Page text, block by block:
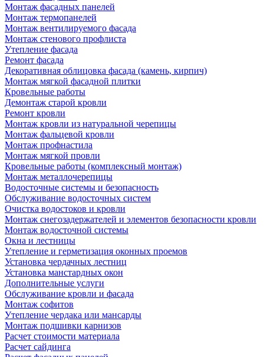
Монтаж фасадных панелей
Монтаж термопанелей
Монтаж вентилируемого фасада
Монтаж стенового профлиста
Утепление фасада
Ремонт фасада
Декоративная облицовка фасада (камень, кирпич)
Монтаж мягкой фасадной плитки
Кровельные работы
Демонтаж старой кровли
Ремонт кровли
Монтаж кровли из натуральной черепицы
Монтаж фальцевой кровли
Монтаж профнастила
Монтаж мягкой провли
Кровельные работы (комплексный монтаж)
Монтаж металлочерепицы
Водосточные системы и безопасность
Обслуживание водосточных систем
Очистка водостоков и кровли
Монтаж снегозадержателей и элементов безопасности кровли
Монтаж водосточной системы
Окна и лестницы
Утепление и герметизация оконных проемов
Установка чердачных лестниц
Установка манстардных окон
Дополнительные услуги
Обслуживание кровли и фасада
Монтаж софитов
Утепление чердака или мансарды
Монтаж подшивки карнизов
Расчет стоимости материала
Расчет сайдинга